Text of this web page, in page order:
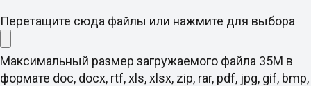
Перетащите сюда файлы или нажмите для выбора
Максимальный размер загружаемого файла 35M в
формате doc, docx, rtf, xls, xlsx, zip, rar, pdf, jpg, gif, bmp,